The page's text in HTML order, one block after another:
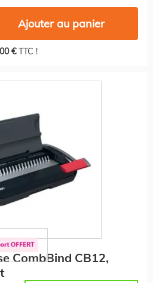
Ajouter au panier
€TTC !
CombBind CB12,